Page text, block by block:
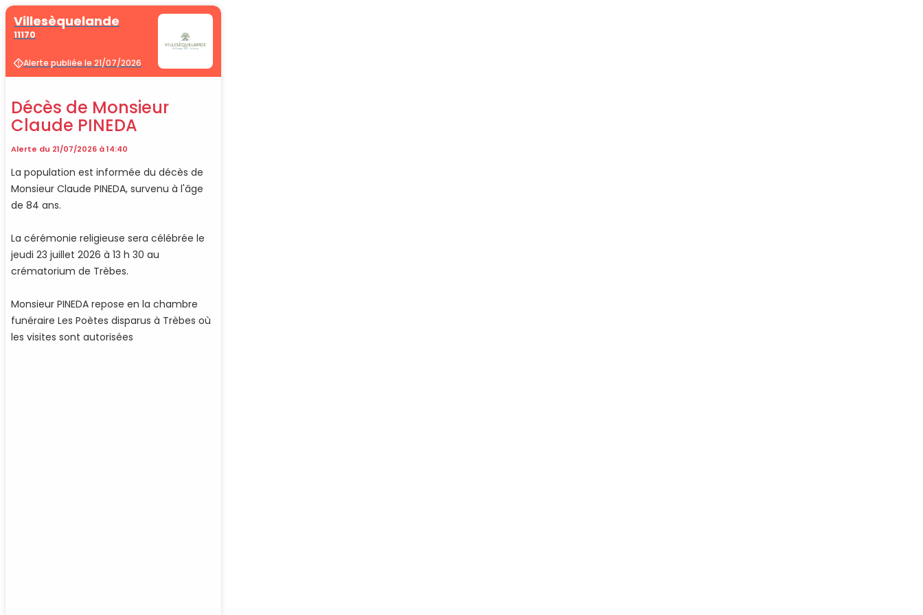
Villesèquelande
11170
Alerte publiée le 21/07/2026
Décès de Monsieur
Claude PINEDA
Alerte du 21/07/2026 à 14:40
La population est informée du décès de
Monsieur Claude PINEDA, survenu à l'âge
de 84 ans.
La cérémonie religieuse sera célébrée le
jeudi 23 juillet 2026 à 13 h 30 au
crématorium de Trèbes.
Monsieur PINEDA repose en la chambre
funéraire Les Poètes disparus à Trèbes où
les visites sont autorisées